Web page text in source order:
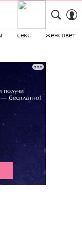
секс женсовет